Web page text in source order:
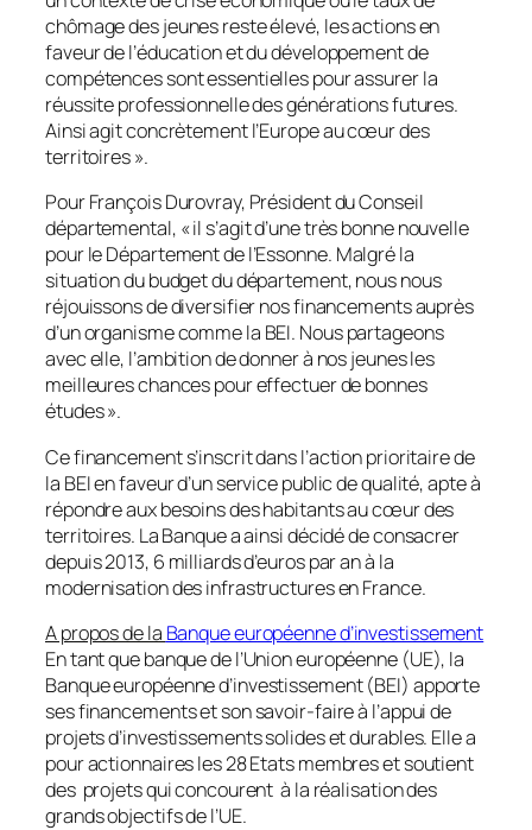
chômage des jeunes reste élevé, les actions en
faveur de l’éducation et du développement de
compétences sont essentielles pour assurer la
réussite professionnelle des générations futures.
Ainsi agit concrètement l’Europe au cœur des
territoires».
Pour François Durovray, Président du Conseil
départemental, «il s’agit d’une très bonne nouvelle
pour le Département de l’Essonne. Malgré la
situation du budget du département, nous nous
réjouissons de diversifier nos financements auprès
d’un organisme comme la BEI. Nous partageons
avec elle, l’ambition de donner à nos jeunes les
meilleures chances pour effectuer de bonnes
études».
Ce financement s’inscrit dans l’action prioritaire de
la BEI en faveur d’un service public de qualité, apte à
répondre aux besoins des habitants au cœur des
territoires. La Banque a ainsi décidé de consacrer
depuis 2013, 6 milliards d’euros par an à la
modernisation des infrastructures en France.
A propos de la Banque européenne d’investissement
En tant que banque de l’Union européenne (UE), la
Banque européenne d’investissement (BEI) apporte
ses financements et son savoir-faire à l’appui de
projets d’investissements solides et durables. Elle a
pour actionnaires les 28 Etats membres et soutient
des projets qui concourent à la réalisation des
grands objectifs de l’UE.